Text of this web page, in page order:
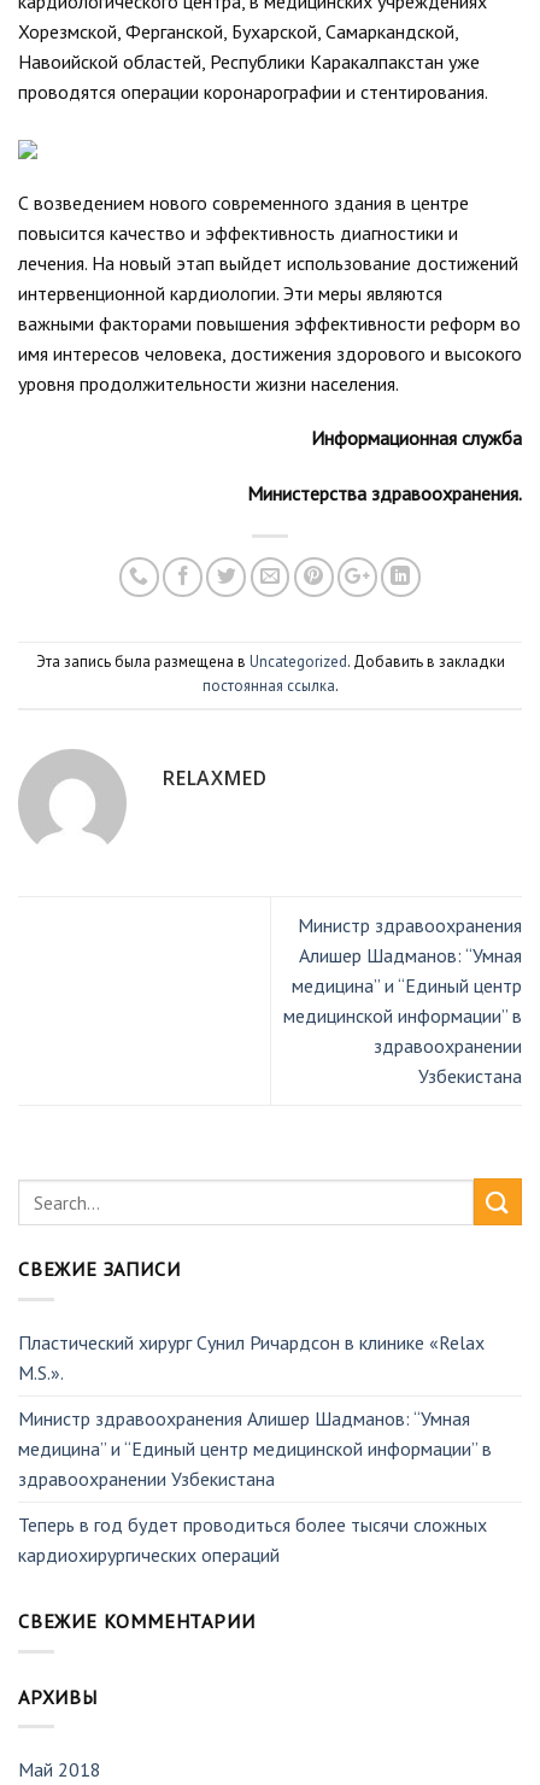
Хорезмской, Ферганской, Бухарской, Самаркандской,
Навоийской областей, Республики Каракалпакстан уже
проводятся операции коронарографии и стентирования.
С возведением нового современного здания в центре
повысится качество и эффективность диагностики и
лечения. На новый этап выйдет использование достижений
интервенционной кардиологии. Эти меры являются
важными факторами повышения эффективности реформ во
имя интересов человека, достижения здорового и высокого
уровня продолжительности жизни населения.
Информационная служба
Министерства здравоохранения.
Эта запись была размещена в Uncategorized. Добавить в закладки
постоянная ссылка.
RELAXMED
Министр здравоохранения
Алишер Шадманов: “Умная
медицина” и “Единый центр
медицинской информации” в
здравоохранении
Узбекистана
СВЕЖИЕ ЗАПИСИ
Пластический хирург Сунил Ричардсон в клинике «Relax
M.S.».
Министр здравоохранения Алишер Шадманов: “Умная
медицина” и “Единый центр медицинской информации” в
здравоохранении Узбекистана
Теперь в год будет проводиться более тысячи сложных
кардиохирургических операций
СВЕЖИЕ КОММЕНТАРИИ
АРХИВЫ
Май 2018